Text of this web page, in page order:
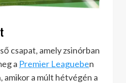
csapat, amely zsinórban
a Premier Leagueben
amikor a múlt hétvégén a